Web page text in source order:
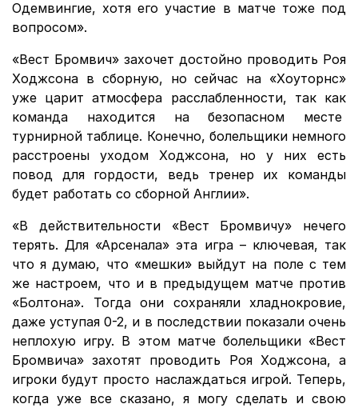
Одемвингие, хотя его участие в матче тоже под
вопросом».
«Вест Бромвич» захочет достойно проводить Роя
Ходжсона в сборную, но сейчас на «Хоуторнс»
уже царит атмосфера расслабленности, так как
команда находится на безопасном месте
турнирной таблице. Конечно, болельщики немного
расстроены уходом Ходжсона, но у них есть
повод для гордости, ведь тренер их команды
будет работать со сборной Англии».
«В действительности «Вест Бромвичу» нечего
терять. Для «Арсенала» эта игра – ключевая, так
что я думаю, что «мешки» выйдут на поле с тем
же настроем, что и в предыдущем матче против
«Болтона». Тогда они сохраняли хладнокровие,
даже уступая 0-2, и в последствии показали очень
неплохую игру. В этом матче болельщики «Вест
Бромвича» захотят проводить Роя Ходжсона, а
игроки будут просто наслаждаться игрой. Теперь,
когда уже все сказано, я могу сделать и свою